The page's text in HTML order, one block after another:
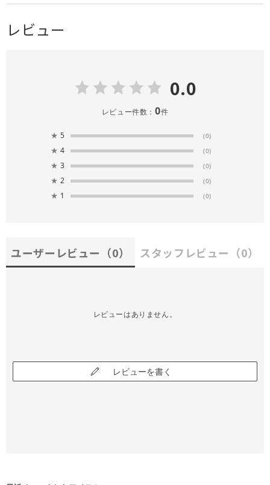
レビュー
0.0
レビュー件数： 0件
★ 5 (0)
★ 4 (0)
★ 3 (0)
★ 2 (0)
★ 1 (0)
ユーザーレビュー （0） スタッフレビュー （0）
レビューはありません。
レビューを書く